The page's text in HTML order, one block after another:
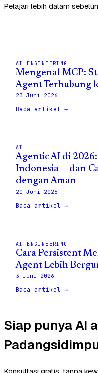
Pelajari lebih dalam
AI ENGINEERING
Mengenal MCP:
Agent Terhubung
23 Juni 2026
Baca artikel →
AI
Agentic AI di
Indonesia — dan
dengan Aman
20 Juni 2026
Baca artikel →
AI ENGINEERING
Cara Persistent
Agent Lebih
3 Juni 2026
Baca artikel →
Siap punya AI